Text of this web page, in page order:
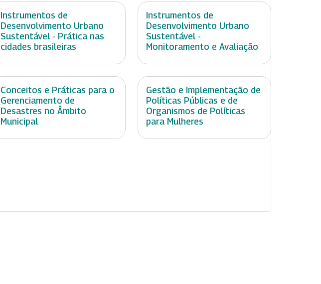
Instrumentos de
Desenvolvimento Urbano
Sustentável - Prática nas
cidades brasileiras
Instrumentos de
Desenvolvimento Urbano
Sustentável -
Monitoramento e Avaliação
Conceitos e Práticas para o
Gerenciamento de
Desastres no Âmbito
Municipal
Gestão e Implementação de
Políticas Públicas e de
Organismos de Políticas
para Mulheres